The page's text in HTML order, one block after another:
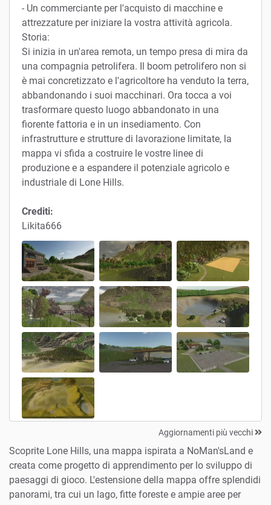
- Un commerciante per l'acquisto di macchine e
attrezzature per iniziare la vostra attività agricola.
Storia:
Si inizia in un'area remota, un tempo presa di mira da
una compagnia petrolifera. Il boom petrolifero non si
è mai concretizzato e l'agricoltore ha venduto la terra,
abbandonando i suoi macchinari. Ora tocca a voi
trasformare questo luogo abbandonato in una
fiorente fattoria e in un insediamento. Con
infrastrutture e strutture di lavorazione limitate, la
mappa vi sfida a costruire le vostre linee di
produzione e a espandere il potenziale agricolo e
industriale di Lone Hills.
Crediti:
Likita666
Aggiornamenti più vecchi
Scoprite Lone Hills, una mappa ispirata a NoMan'sLand e
creata come progetto di apprendimento per lo sviluppo di
paesaggi di gioco. L'estensione della mappa offre splendidi
panorami, tra cui un lago, fitte foreste e ampie aree per